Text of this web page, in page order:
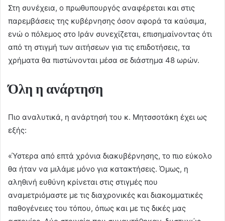
Στη συνέχεια, ο πρωθυπουργός αναφέρεται και στις
παρεμβάσεις της κυβέρνησης όσον αφορά τα καύσιμα,
ενώ ο πόλεμος στο Ιράν συνεχίζεται, επισημαίνοντας ότι
από τη στιγμή των αιτήσεων για τις επιδοτήσεις, τα
χρήματα θα πιστώνονται μέσα σε διάστημα 48 ωρών.
Όλη η ανάρτηση
Πιο αναλυτικά, η ανάρτησή του κ. Μητσσοτάκη έχει ως
εξής:
«Ύστερα από επτά χρόνια διακυβέρνησης, το πιο εύκολο
θα ήταν να μιλάμε μόνο για κατακτήσεις. Όμως, η
αληθινή ευθύνη κρίνεται στις στιγμές που
αναμετριόμαστε με τις διαχρονικές και διακομματικές
παθογένειες του τόπου, όπως και με τις δικές μας